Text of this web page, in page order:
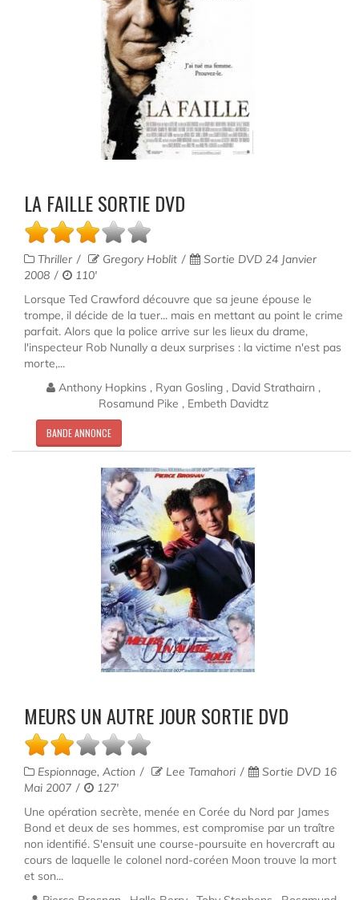
LA FAILLE SORTIE DVD
Thriller Gregory Hoblit
Sortie DVD 24 Janvier
2008
110'
Lorsque Ted Crawford découvre que sa jeune épouse le
trompe, il décide de la tuer... mais en mettant au point le crime
parfait. Alors que la police arrive sur les lieux du drame,
l'inspecteur Rob Nunally a deux surprises : la victime n'est pas
morte,...
Anthony Hopkins , Ryan Gosling , David Strathairn ,
Rosamund Pike , Embeth Davidtz
BANDE ANNONCE
MEURS UN AUTRE JOUR SORTIE DVD
Espionnage, Action Lee Tamahori
Sortie DVD 16
Mai 2007
127'
Une opération secrète, menée en Corée du Nord par James
Bond et deux de ses hommes, est compromise par un traître
non identifié. S'ensuit une course-poursuite en hovercraft au
cours de laquelle le colonel nord-coréen Moon trouve la mort
et son...